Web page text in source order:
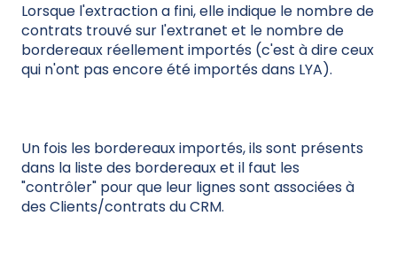
Lorsque l'extraction a fini, elle indique le nombre de
contrats trouvé sur l'extranet et le nombre de
bordereaux réellement importés (c'est à dire ceux
qui n'ont pas encore été importés dans LYA).
Un fois les bordereaux importés, ils sont présents
dans la liste des bordereaux et il faut les
"contrôler" pour que leur lignes sont associées à
des Clients/contrats du CRM.